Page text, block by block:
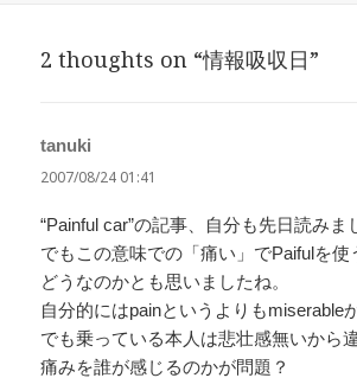
ー
2 thoughts on “情報吸収日”
tanuki
り:
2007/08/24 01:41
“Painful car”の記事、自分も先日読みま
でもこの意味での「痛い」でPaifulを使
どうなのかとも思いましたね。
自分的にはpainというよりもmiserable
でも乗っている本人は悲壮感無いから
痛みを誰が感じるのかが問題？